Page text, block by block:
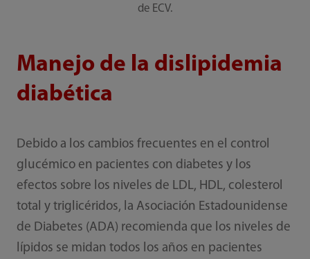
de ECV.
Manejo de la dislipidemia
diabética
Debido a los cambios frecuentes en el control
glucémico en pacientes con diabetes y los
efectos sobre los niveles de LDL, HDL, colesterol
total y triglicéridos, la Asociación Estadounidense
de Diabetes (ADA) recomienda que los niveles de
lípidos se midan todos los años en pacientes